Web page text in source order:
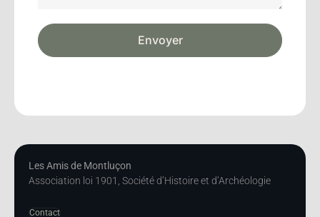
Envoyer
Les Amis de Montluçon
Association loi 1901, Société d’Histoire et d’Archéologie
Contact